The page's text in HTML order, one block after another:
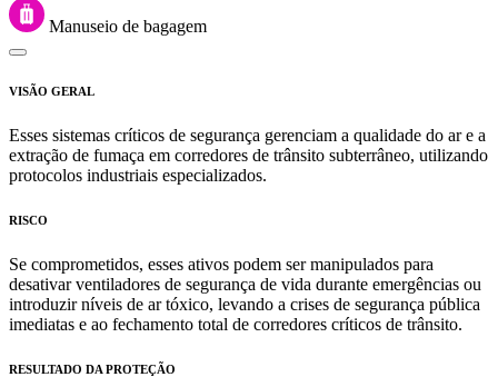
Manuseio de bagagem
VISÃO GERAL
Esses sistemas críticos de segurança gerenciam a qualidade do ar e a
extração de fumaça em corredores de trânsito subterrâneo, utilizando
protocolos industriais especializados.
RISCO
Se comprometidos, esses ativos podem ser manipulados para
desativar ventiladores de segurança de vida durante emergências ou
introduzir níveis de ar tóxico, levando a crises de segurança pública
imediatas e ao fechamento total de corredores críticos de trânsito.
RESULTADO DA PROTEÇÃO